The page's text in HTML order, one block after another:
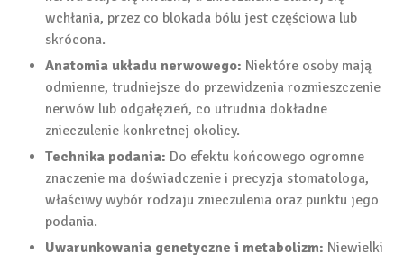
wchłania, przez co blokada bólu jest częściowa lub
skrócona.
Anatomia układu nerwowego: Niektóre osoby mają
odmienne, trudniejsze do przewidzenia rozmieszczenie
nerwów lub odgałęzień, co utrudnia dokładne
znieczulenie konkretnej okolicy.
Technika podania: Do efektu końcowego ogromne
znaczenie ma doświadczenie i precyzja stomatologa,
właściwy wybór rodzaju znieczulenia oraz punktu jego
podania.
Uwarunkowania genetyczne i metabolizm: Niewielki